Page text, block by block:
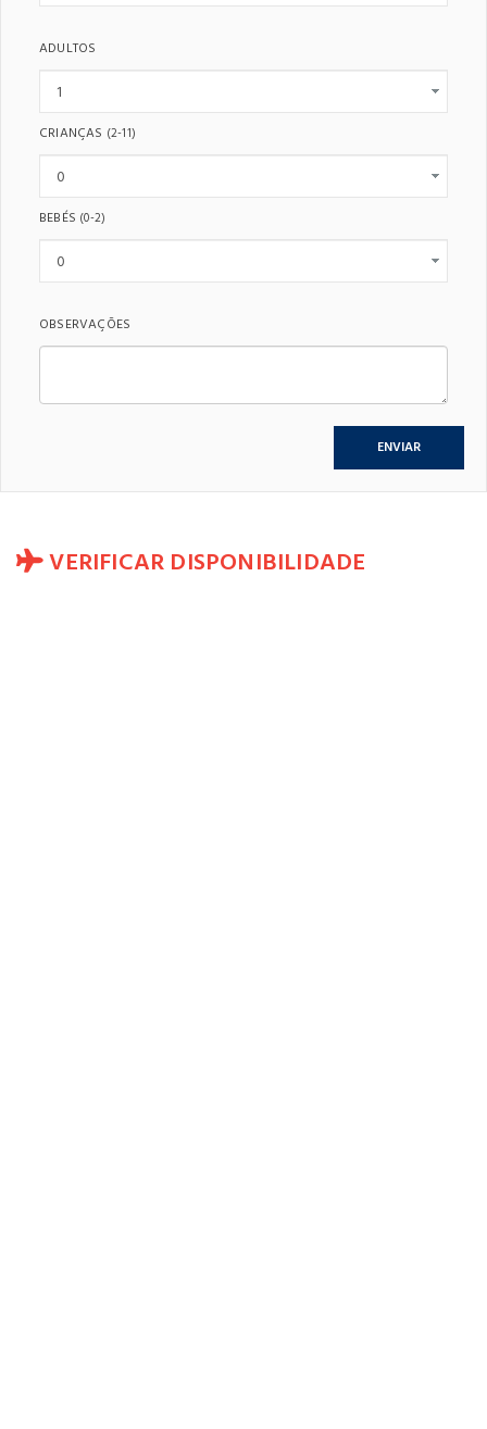
ADULTOS
CRIANÇAS (2-11)
BEBÉS (0-2)
OBSERVAÇÕES
VERIFICAR DISPONIBILIDADE